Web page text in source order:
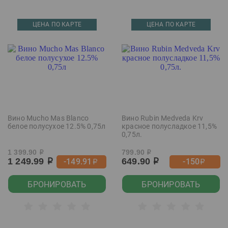
ЦЕНА ПО КАРТЕ
Вино Mucho Mas Blanco
белое полусухое 12.5% 0,75л
1 399.90 р
1 249.99 р -149.91 р
БРОНИРОВАТЬ
ЦЕНА ПО КАРТЕ
Вино Rubin Medveda Krv
красное полусладкое 11,5%
0,75л.
799.90 р
649.90 р -150р
БРОНИРОВАТЬ